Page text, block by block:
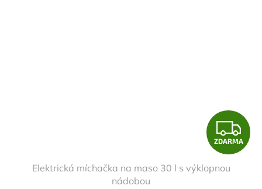
Z
D
ZDARMA
Elektrická míchačka na maso 30 l s výklopnou
nádobou